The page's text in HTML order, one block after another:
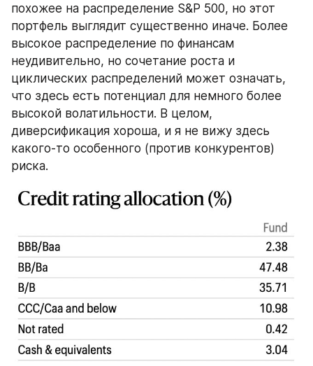
похожее на распределение S&P 500, но этот
портфель выглядит существенно иначе. Более
высокое распределение по финансам
неудивительно, но сочетание роста и
циклических распределений может означать,
что здесь есть потенциал для немного более
высокой волатильности. В целом,
диверсификация хороша, и я не вижу здесь
какого-то особенного (против конкурентов)
риска.